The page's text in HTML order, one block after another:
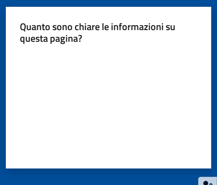
Quanto sono chiare le informazioni su
questa pagina?